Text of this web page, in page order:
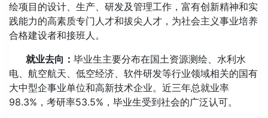
绘项目的设计、生产、研发及管理工作，富有创新精神和实
践能力的高素质专门人才和拔尖人才，为社会主义事业培养
合格建设者和接班人。
就业去向： 毕业生主要分布在国土资源测绘、水利水
电、航空航天、低空经济、软件研发等行业领域相关的国有
大中型企事业单位和高新技术企业。近三年总就业率
98.3%，考研率53.5%，毕业生受到社会的广泛认可。